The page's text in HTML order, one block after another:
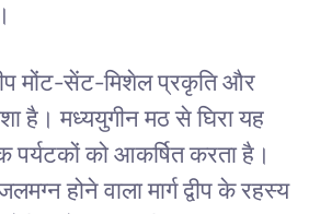
मोंट-सेंट-मिशेल प्रकृति और
है। मध्ययुगीन मठ से घिरा यह
को आकर्षित करता है।
होने वाला मार्ग द्वीप के रहस्य